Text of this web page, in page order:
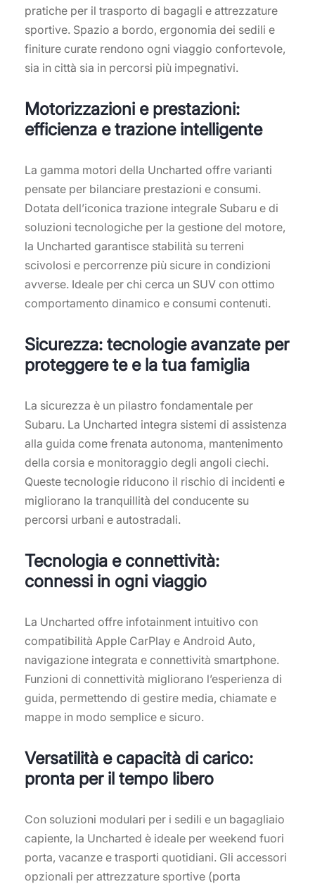
pratiche per il trasporto di bagagli e attrezzature
sportive. Spazio a bordo, ergonomia dei sedili e
finiture curate rendono ogni viaggio confortevole,
sia in città sia in percorsi più impegnativi.
Motorizzazioni e prestazioni:
efficienza e trazione intelligente
La gamma motori della Uncharted offre varianti
pensate per bilanciare prestazioni e consumi.
Dotata dell’iconica trazione integrale Subaru e di
soluzioni tecnologiche per la gestione del motore,
la Uncharted garantisce stabilità su terreni
scivolosi e percorrenze più sicure in condizioni
avverse. Ideale per chi cerca un SUV con ottimo
comportamento dinamico e consumi contenuti.
Sicurezza: tecnologie avanzate per
proteggere te e la tua famiglia
La sicurezza è un pilastro fondamentale per
Subaru. La Uncharted integra sistemi di assistenza
alla guida come frenata autonoma, mantenimento
della corsia e monitoraggio degli angoli ciechi.
Queste tecnologie riducono il rischio di incidenti e
migliorano la tranquillità del conducente su
percorsi urbani e autostradali.
Tecnologia e connettività:
connessi in ogni viaggio
La Uncharted offre infotainment intuitivo con
compatibilità Apple CarPlay e Android Auto,
navigazione integrata e connettività smartphone.
Funzioni di connettività migliorano l’esperienza di
guida, permettendo di gestire media, chiamate e
mappe in modo semplice e sicuro.
Versatilità e capacità di carico:
pronta per il tempo libero
Con soluzioni modulari per i sedili e un bagagliaio
capiente, la Uncharted è ideale per weekend fuori
porta, vacanze e trasporti quotidiani. Gli accessori
opzionali per attrezzature sportive (porta